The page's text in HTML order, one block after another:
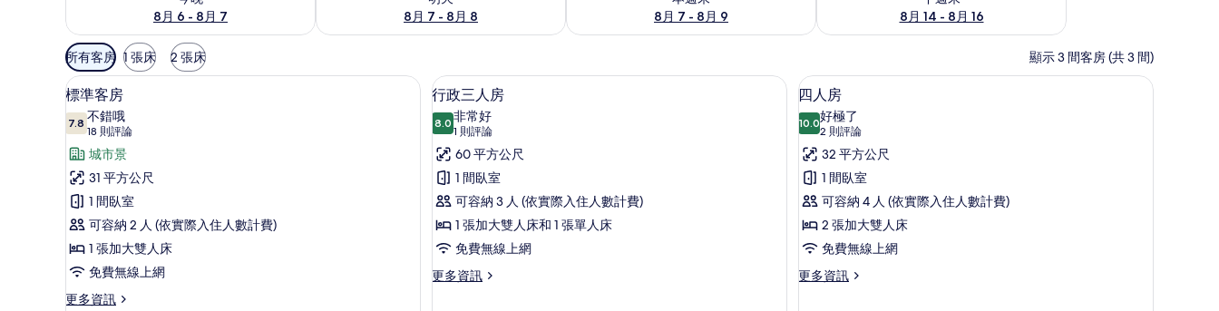
8月 6 - 8月 7
8月 7 - 8月 8
8月 7 - 8月 9
8月 14 - 8月 16
可
用
的
客
房
篩
選
條
件
所有客房 1 張床 2 張床 顯示 3 間客房 (共 3 間)
顯
示
標
準
客
房
的
所
有
相
標準客房 | 遮光布/窗簾、免費無線上網、床單
4
標準客房
7.87.8 分，滿分 10 分
不錯哦
18 則評論
(18
則
評
論)
城市景
31 平方公尺
1 間臥室
可容納 2 人 (依實際入住人數計費)
1 張加大雙人床
免費無線上網
更多資訊
更
顯
示
行
政
三
人
房
的
所
行政三人房 | 起居區 | 32-吋 LCD 液晶電視、有線頻道、電視
5
行政三人房
8.08.0 分，滿分 10 分
非常好
1 則評論
(1
則
評
論)
60 平方公尺
1 間臥室
可容納 3 人 (依實際入住人數計費)
1 張加大雙人床和 1 張單人床
免費無線上網
更多資訊
更
顯
示
四
人
房
的
所
有
相
四人房 | 遮光布/窗簾、免費無線上網、床單
5
四人房
10.010.0 分，滿分 10 分
好極了
2 則評論
(2
則
評
論)
32 平方公尺
1 間臥室
可容納 4 人 (依實際入住人數計費)
2 張加大雙人床
免費無線上網
更多資訊
更